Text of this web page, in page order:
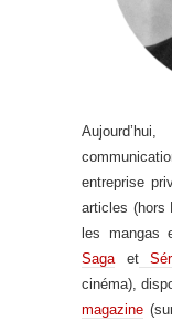
entreprise
articles (hors
les mangas
Sagaet
cinéma),
magazine